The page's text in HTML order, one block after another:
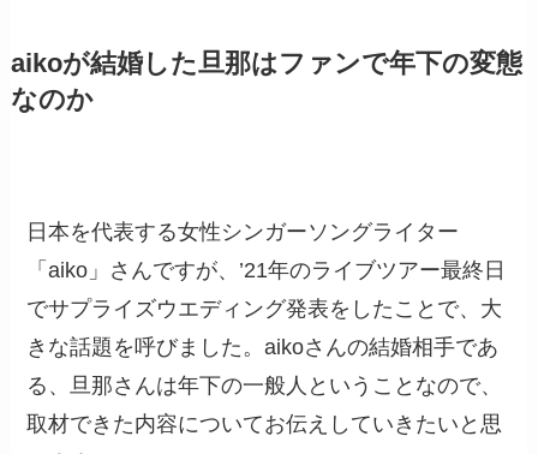
aikoが結婚した旦那はファンで年下の変態
なのか
日本を代表する女性シンガーソングライター
「aiko」さんですが、’21年のライブツアー最終日
でサプライズウエディング発表をしたことで、大
きな話題を呼びました。aikoさんの結婚相手であ
る、旦那さんは年下の一般人ということなので、
取材できた内容についてお伝えしていきたいと思